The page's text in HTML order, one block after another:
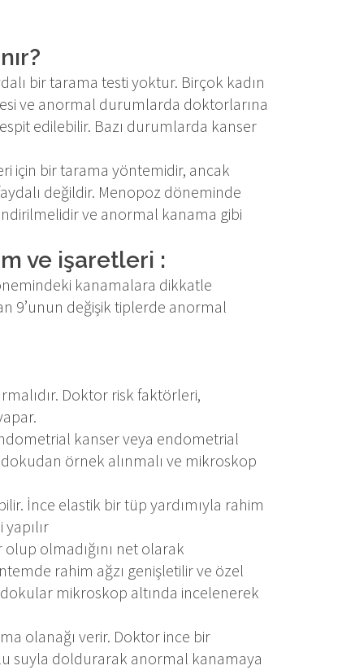
bir tarama testi yoktur. Birçok kadın
ve anormal durumlarda doktorlarına
edilebilir. Bazı durumlarda kanser
için bir tarama yöntemidir, ancak
değildir. Menopoz döneminde
ve anormal kanama gibi
ve işaretleri :
kanamalara dikkatle
9’unun değişik tiplerde anormal
Doktor risk faktörleri,
kanser veya endometrial
örnek alınmalı ve mikroskop
İnce elastik bir tüp yardımıyla rahim
olmadığını net olarak
rahim ağzı genişletilir ve özel
mikroskop altında incelenerek
olanağı verir. Doktor ince bir
suyla doldurarak anormal kanamaya